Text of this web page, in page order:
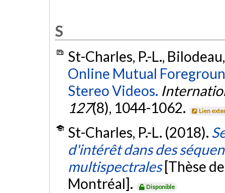
S
St-Charles, P.-L.,
Online Mutual
Stereo Videos.
127(8), 1044-1062. Lien
St-Charles, P.-L. (2018).
d'intérêt dans des
multispectrales [Thèse
Montréal].
Disponible